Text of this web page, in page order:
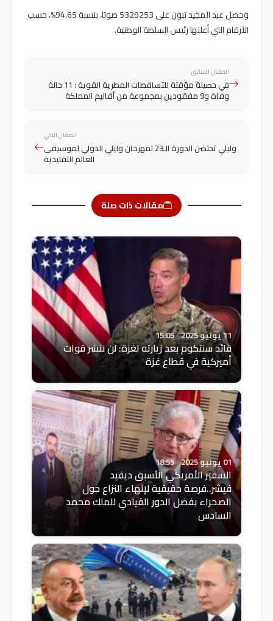
وحصل عبد المجيد تبون على 5329253 صوتا، بنسبة 94.65%، حسب
الأرقام التي أعلنها رئيس السلطة الوطنية.
المقال السابق
في حصيلة مؤقتة للتساقطات المطرية القوية : 11 حالة
وفاة و9 مفقودين بمجموعة من أقاليم المملكة
المقال التالي
وليلي تحتضن الدورة الـ23 لمهرجان وليلي الدولي لموسيقى
العالم التقليدية
مقالات ذات صلة
11 يونيو 2025 15:05
قائد سنتكوم بعد زيارته لغزة: لن ننشر قوات
أميركية في قطاع غزة
01 يونيو 2025 18:55
السفير الأمريكي الأسبق ديفيد
فيشر..فرصة حقيقية لإنهاء النزاع حول
الصحراء بفضل الدور القيادي للملك محمد
السادس